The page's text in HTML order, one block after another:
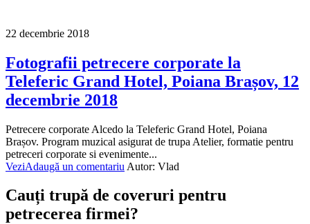
22 decembrie 2018
Fotografii petrecere corporate la
Teleferic Grand Hotel, Poiana Brașov, 12
decembrie 2018
Petrecere corporate Alcedo la Teleferic Grand Hotel, Poiana
Brașov. Program muzical asigurat de trupa Atelier, formatie pentru
petreceri corporate si evenimente...
VeziAdaugă un comentariu Autor: Vlad
Cauți trupă de coveruri pentru
petrecerea firmei?